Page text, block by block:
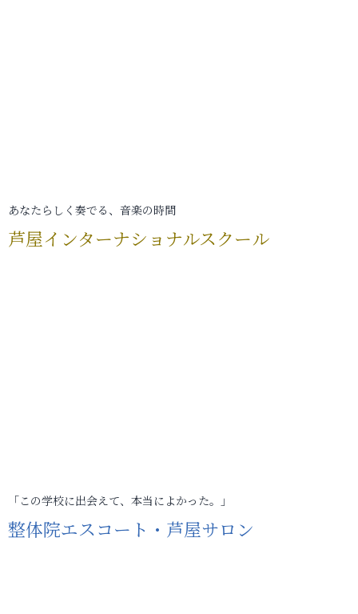
あなたらしく奏でる、音楽の時間
芦屋インターナショナルスクール
「この学校に出会えて、本当によかった。」
整体院エスコート・芦屋サロン